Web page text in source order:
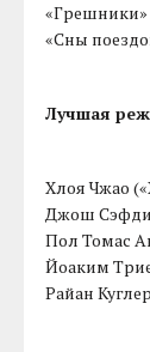
«Грешники»
«Сны
Лучшая
Хлоя Чжао
Джош
Пол Томас
Йоаким
Райан